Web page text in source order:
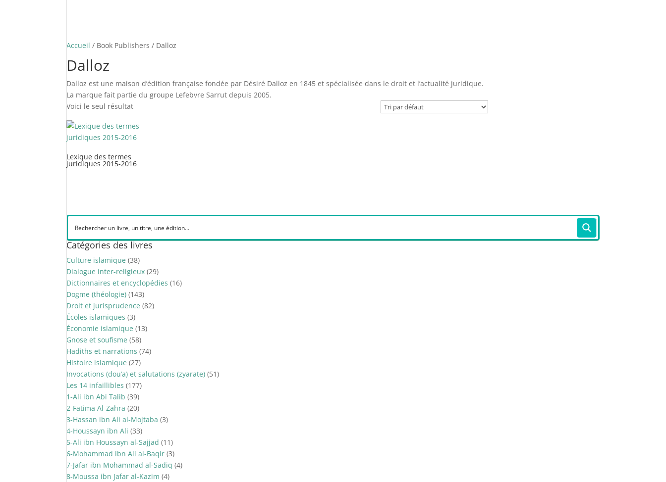
Accueil / Book Publishers / Dalloz
Dalloz
Dalloz est une maison d’édition française fondée par Désiré Dalloz en 1845 et spécialisée dans le droit et l’actualité juridique.
La marque fait partie du groupe Lefebvre Sarrut depuis 2005.
Voici le seul résultat
Lexique des termes
juridiques 2015-2016
Catégories des livres
Culture islamique (38)
Dialogue inter-religieux (29)
Dictionnaires et encyclopédies (16)
Dogme (théologie) (143)
Droit et jurisprudence (82)
Écoles islamiques (3)
Économie islamique (13)
Gnose et soufisme (58)
Hadiths et narrations (74)
Histoire islamique (27)
Invocations (dou’a) et salutations (zyarate) (51)
Les 14 infaillibles (177)
1-Ali ibn Abi Talib (39)
2-Fatima Al-Zahra (20)
3-Hassan ibn Ali al-Mojtaba (3)
4-Houssayn ibn Ali (33)
5-Ali ibn Houssayn al-Sajjad (11)
6-Mohammad ibn Ali al-Baqir (3)
7-Jafar ibn Mohammad al-Sadiq (4)
8-Moussa ibn Jafar al-Kazim (4)